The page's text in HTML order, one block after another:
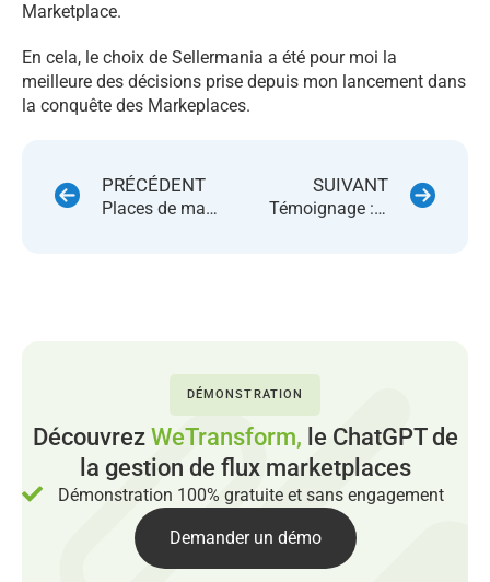
Marketplace.
En cela, le choix de Sellermania a été pour moi la
meilleure des décisions prise depuis mon lancement dans
la conquête des Markeplaces.
PRÉCÉDENT
Places de marché actualités : 5 news marketplace à ne pas manquer
SUIVANT
Témoignage : Lapinette, retour d’expérience Sellermania
DÉMONSTRATION
Découvrez WeTransform, le ChatGPT de
la gestion de flux marketplaces
Démonstration 100% gratuite et sans engagement
Demander un démo